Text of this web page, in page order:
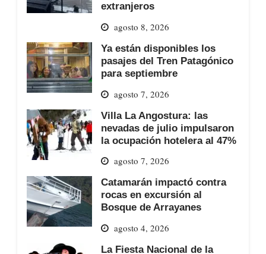
extranjeros
agosto 8, 2026
Ya están disponibles los
pasajes del Tren Patagónico
para septiembre
agosto 7, 2026
Villa La Angostura: las
nevadas de julio impulsaron
la ocupación hotelera al 47%
agosto 7, 2026
Catamarán impactó contra
rocas en excursión al
Bosque de Arrayanes
agosto 4, 2026
La Fiesta Nacional de la